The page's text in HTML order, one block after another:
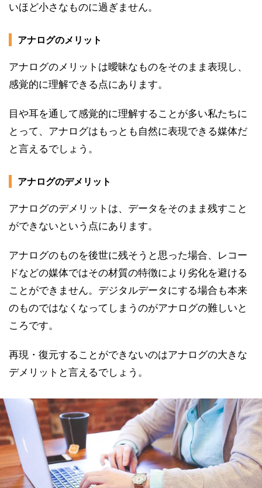
いほど小さなものに過ぎません。
アナログのメリット
アナログのメリットは曖昧なものをそのまま表現し、
感覚的に理解できる点にあります。
目や耳を通して感覚的に理解することが多い私たちに
とって、アナログはもっとも自然に表現できる媒体だ
と言えるでしょう。
アナログのデメリット
アナログのデメリットは、データをそのまま残すこと
ができないという点にあります。
アナログのものを後世に残そうと思った場合、レコー
ドなどの媒体ではその材質の特徴により劣化を避ける
ことができません。デジタルデータにする場合も本来
のものではなくなってしまうのがアナログの難しいと
ころです。
再現・復元することができないのはアナログの大きな
デメリットと言えるでしょう。